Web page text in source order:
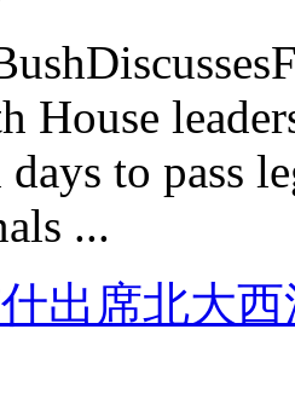
House
to pass
...
出席北大